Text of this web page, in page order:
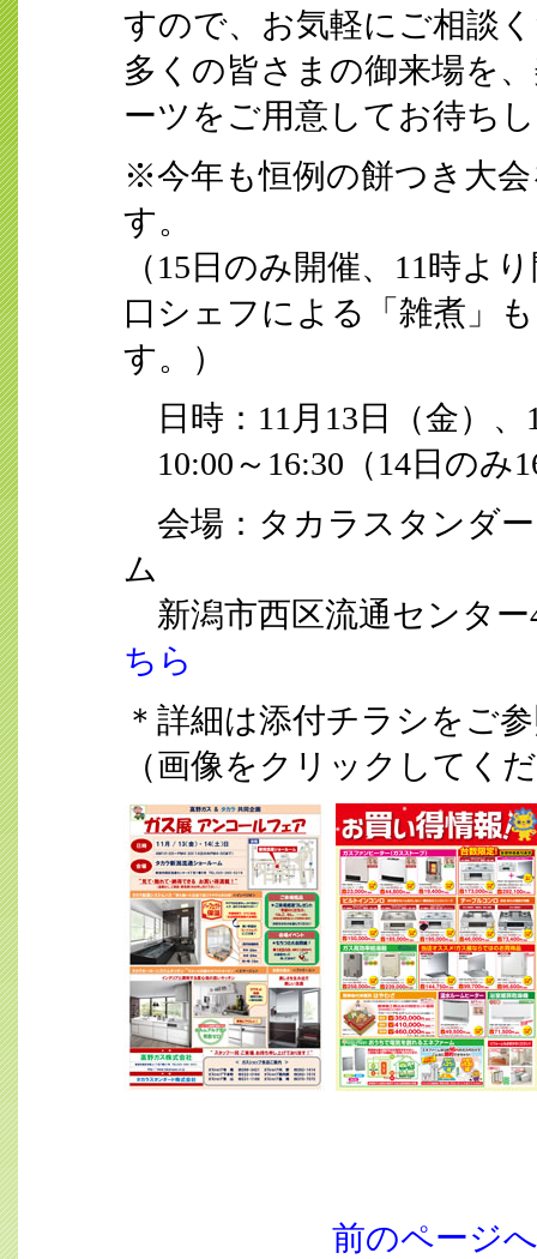
すので、お気軽にご相談
多くの皆さまの御来場を
ーツをご用意してお待ち
※今年も恒例の餅つき大
す。
（15日のみ開催、11時よ
口シェフによる「雑煮」
す。）
日時：11月13日（金）、
10:00～16:30（14日のみ
会場：タカラスタンダ
ム
新潟市西区流通センタ
ちら
＊詳細は添付チラシをご
（画像をクリックしてく
前のページ